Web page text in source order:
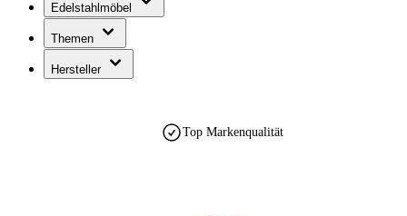
Edelstahlmöbel
Themen
Hersteller
Top Markenqualität